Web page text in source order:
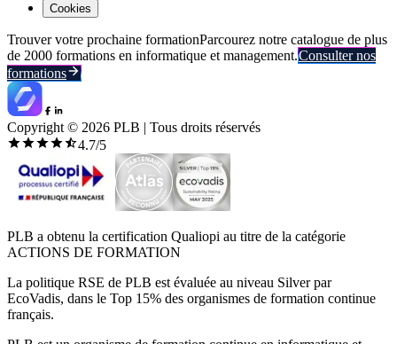
Cookies
Trouver votre prochaine formationParcourez notre catalogue de plus
de 2000 formations en informatique et management.Consulter nos
formations
Copyright © 2026 PLB | Tous droits réservés
4.7/5
PLB a obtenu la certification Qualiopi au titre de la catégorie
ACTIONS DE FORMATION
La politique RSE de PLB est évaluée au niveau Silver par
EcoVadis, dans le Top 15% des organismes de formation continue
français.